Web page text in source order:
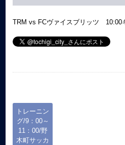
TRM vs FCヴァイスブリッツ
トレーニン
グ/9：00～
11：00/野
木町サッカ